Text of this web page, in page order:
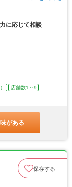
に応じて相談
店舗数1～9
がある
保存する